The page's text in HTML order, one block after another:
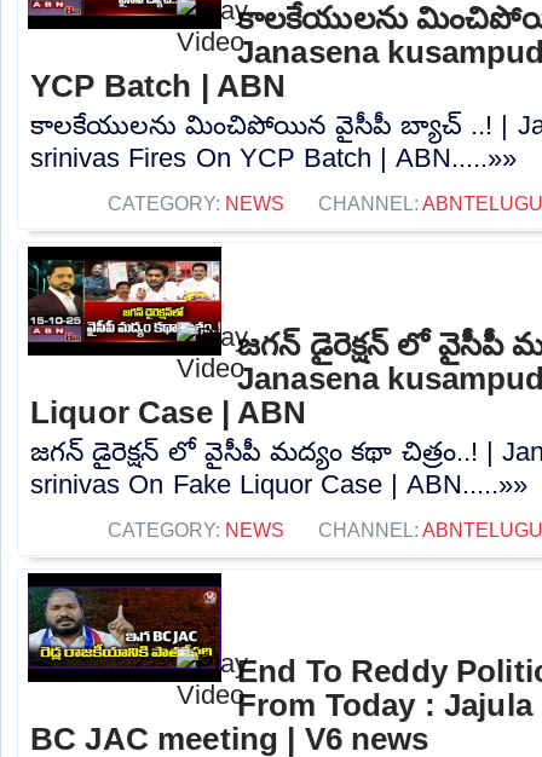
కాలకేయులను
Janasena
YCP Batch | ABN
కాలకేయులను మించిపోయిన వైసీపీ బ్యాచ్ ..! |
srinivas Fires On YCP Batch | ABN.....»»
CATEGORY: NEWS CHANNEL:
జగన్ డైరెక్షన్ లో వైసీపీ
Janasena
Liquor Case | ABN
జగన్ డైరెక్షన్ లో వైసీపీ మద్యం కథా చిత్రం..! |
srinivas On Fake Liquor Case | ABN.....»»
CATEGORY: NEWS CHANNEL:
End To Reddy
From Today :
BC JAC meeting | V6 news